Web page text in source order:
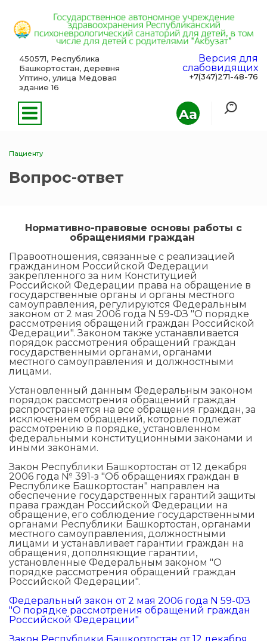
Aa
450571, Республика
Башкортостан, деревня
Уптино, улица Медовая
здание 16
Версия для
слабовидящих
+7(347)271-48-76
Пациенту
Вопрос-ответ
Нормативно-правовые основы работы с
обращениями граждан
Правоотношения, связанные с реализацией
гражданином Российской Федерации
закрепленного за ним Конституцией
Российской Федерации права на обращение в
государственные органы и органы местного
самоуправления, регулируются Федеральным
законом от 2 мая 2006 года N 59-ФЗ "О порядке
рассмотрения обращений граждан Российской
Федерации". Законом также устанавливается
порядок рассмотрения обращений граждан
государственными органами, органами
местного самоуправления и должностными
лицами.
Установленный данным Федеральным законом
порядок рассмотрения обращений граждан
распространяется на все обращения граждан, за
исключением обращений, которые подлежат
рассмотрению в порядке, установленном
федеральными конституционными законами и
иными законами.
Закон Республики Башкортостан от 12 декабря
2006 года № 391-з "Об обращениях граждан в
Республике Башкортостан" направлен на
обеспечение государственных гарантий защиты
права граждан Российской Федерации на
обращение, его соблюдение государственными
органами Республики Башкортостан, органами
местного самоуправления, должностными
лицами и устанавливает гарантии граждан на
обращения, дополняющие гарантии,
установленные Федеральным законом "О
порядке рассмотрения обращений граждан
Российской Федерации".
Федеральный закон от 2 мая 2006 года N 59-ФЗ
"О порядке рассмотрения обращений граждан
Российской Федерации"